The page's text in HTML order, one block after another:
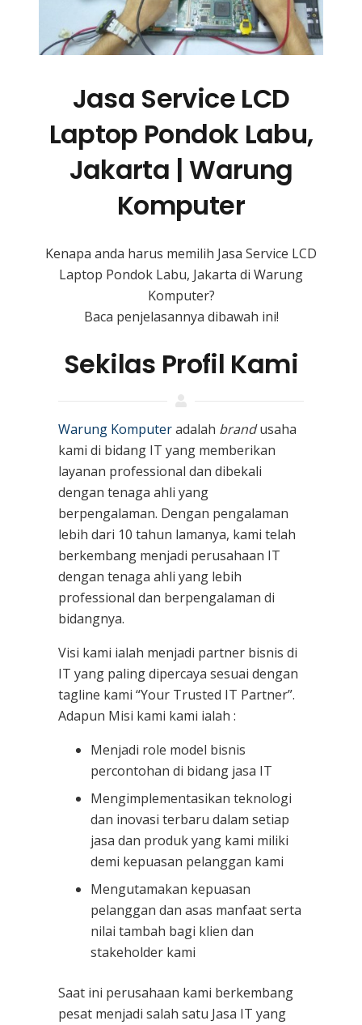
Jasa Service LCD
Laptop Pondok Labu,
Jakarta | Warung
Komputer
Kenapa anda harus memilih Jasa Service LCD
Laptop Pondok Labu, Jakarta di Warung
Komputer?
Baca penjelasannya dibawah ini!
Sekilas Profil Kami
Warung Komputeradalah brandusaha
kami di bidang IT yang memberikan
layanan professional dan dibekali
dengan tenaga ahli yang
berpengalaman. Dengan pengalaman
lebih dari 10 tahun lamanya, kami telah
berkembang menjadi perusahaan IT
dengan tenaga ahli yang lebih
professional dan berpengalaman di
bidangnya.
Visi kami ialah menjadi partner bisnis di
IT yang paling dipercaya sesuai dengan
tagline kami “Your Trusted IT Partner”.
Adapun Misi kami kami ialah :
Menjadi role model bisnis
percontohan di bidang jasa IT
Mengimplementasikan teknologi
dan inovasi terbaru dalam setiap
jasa dan produk yang kami miliki
demi kepuasan pelanggan kami
Mengutamakan kepuasan
pelanggan dan asas manfaat serta
nilai tambah bagi klien dan
stakeholder kami
Saat ini perusahaan kami berkembang
pesat menjadi salah satu Jasa IT yang